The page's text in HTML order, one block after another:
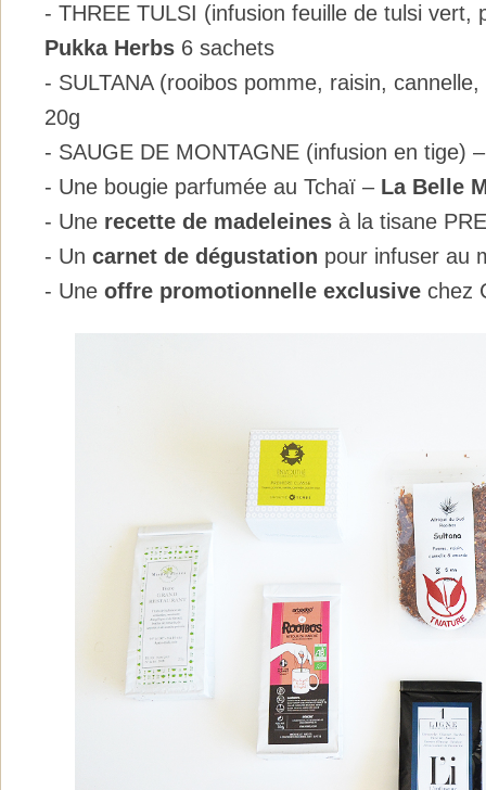
- THREE TULSI (infusion feuille de tulsi vert,
Pukka Herbs 6 sachets
- SULTANA (rooibos pomme, raisin,
20g
- SAUGE DE MONTAGNE (infusion en tige)
- Une bougie parfumée au Tchaï – La Belle
- Une recette de madeleines à la tisane
- Un carnet de dégustation pour infuser au
- Une offre promotionnelle exclusive chez